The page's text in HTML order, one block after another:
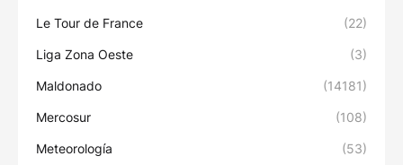
Le Tour de France (22)
Liga Zona Oeste (3)
Maldonado (14181)
Mercosur (108)
Meteorología (53)